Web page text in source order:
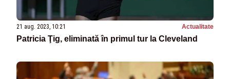
21 aug. 2023, 10:21 Actualitate
Patricia Ţig, eliminată în primul tur la Cleveland